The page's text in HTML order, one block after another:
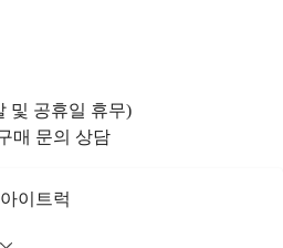
및 공휴일 휴무)
매 문의 상담
아이트럭